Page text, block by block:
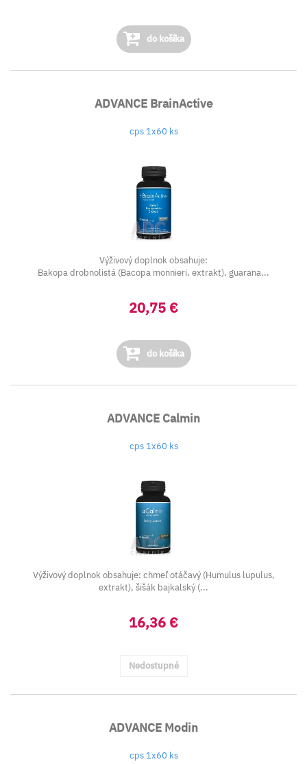
do košíka
ADVANCE BrainActive
cps 1x60 ks
Výživový doplnok obsahuje:
Bakopa drobnolistá (Bacopa monnieri, extrakt), guarana...
20,75 €
do košíka
ADVANCE Calmin
cps 1x60 ks
Výživový doplnok obsahuje: chmeľ otáčavý (Humulus lupulus,
extrakt), šišák bajkalský (...
16,36 €
Nedostupné
ADVANCE Modin
cps 1x60 ks